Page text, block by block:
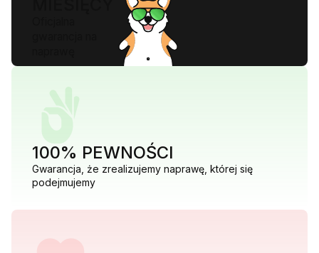
100% PEWNOŚCI
Gwarancja, że zrealizujemy naprawę, której się
podejmujemy